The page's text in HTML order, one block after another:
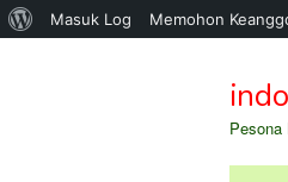
Tentang
Masuk Log Memohon
konten